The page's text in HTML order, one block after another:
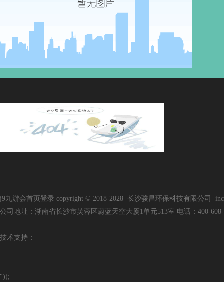
j9九游会首页登录 copyright © 2018-2028 长沙骏昌环保科技有限公司
公司地址：湖南省长沙市芙蓉区蔚蓝天空大厦1单元513室 电话：400-
技术支持：
"));